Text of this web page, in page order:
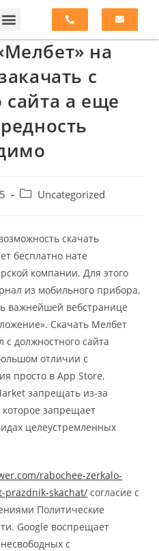
на
с
сайта а еще
Uncategorized
скачать
бесплатно нате
компании. Для этого
из мобильного прибора,
важнейшей вебстранице
Скачать Мелбет
с должностного сайта
отличии с
просто в App Store,
запрещать из-за
которое запрещает
целеустремленных
rabochee-zerkalo-
prazdnik-skachat/ согласие с
Политические
Google воспрещает
с